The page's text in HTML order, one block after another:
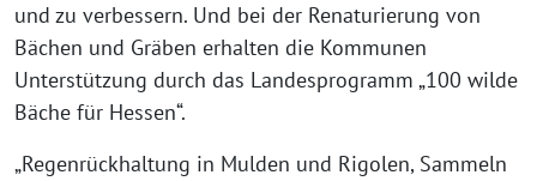
und zu verbessern. Und bei der Renaturierung von
Bächen und Gräben erhalten die Kommunen
Unterstützung durch das Landesprogramm „100 wilde
Bäche für Hessen“.
„Regenrückhaltung in Mulden und Rigolen, Sammeln